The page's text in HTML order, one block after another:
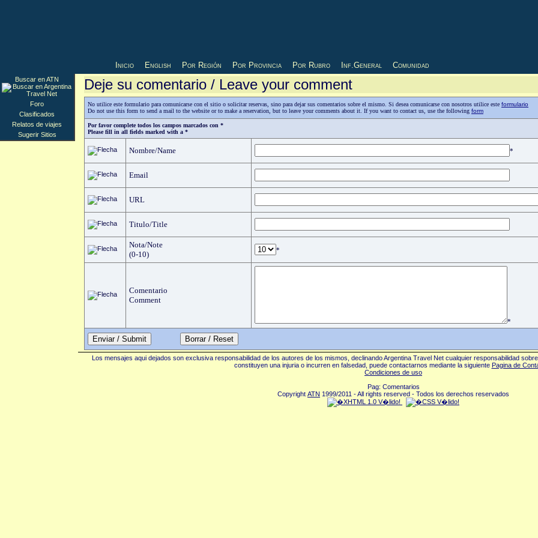
Inicio English Por Región Por Provincia Por Rubro Inf.General Comunidad
Deje su comentario / Leave your comment
No utilice este formulario para comunicarse con el sitio o solicitar reservas, sino para dejar sus comentarios sobre el mismo. Si desea comunicarse con nosotros utilice este formulario
Do not use this form to send a mail to the website or to make a reservation, but to leave your comments about it. If you want to contact us, use the following form
Por favor complete todos los campos marcados con *
Please fill in all fields marked with a *
Nombre/Name *
Email
URL
Titulo/Title
Nota/Note
(0-10)
*
Comentario
Comment
*
Enviar / Submit
Buscar en ATN
Foro
Clasificados
Relatos de viajes
Sugerir Sitios
Los mensajes aqui dejados son exclusiva responsabilidad de los autores de los mismos, declinando Argentina Travel Net cualquier responsabilidad
constituyen una injuria o incurren en falsedad, puede contactarnos mediante la siguiente Pagina de
Condiciones de uso
Pag: Comentarios
Copyright ATN 1999/2011 - All rights reserved - Todos los derechos reservados